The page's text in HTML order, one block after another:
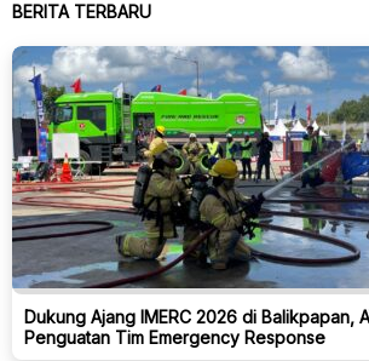
BERITA TERBARU
Dukung Ajang IMERC 2026 di Balikpapan,
Penguatan Tim Emergency Response